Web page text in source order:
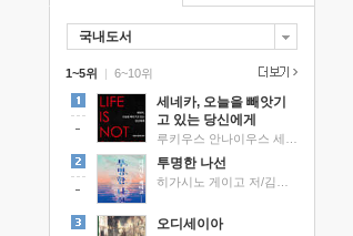
국내도서
1~5위 |
세네카, 오늘을 빼앗기
고 있는 당신에게
투명한 나선
오디세이아
6~10위